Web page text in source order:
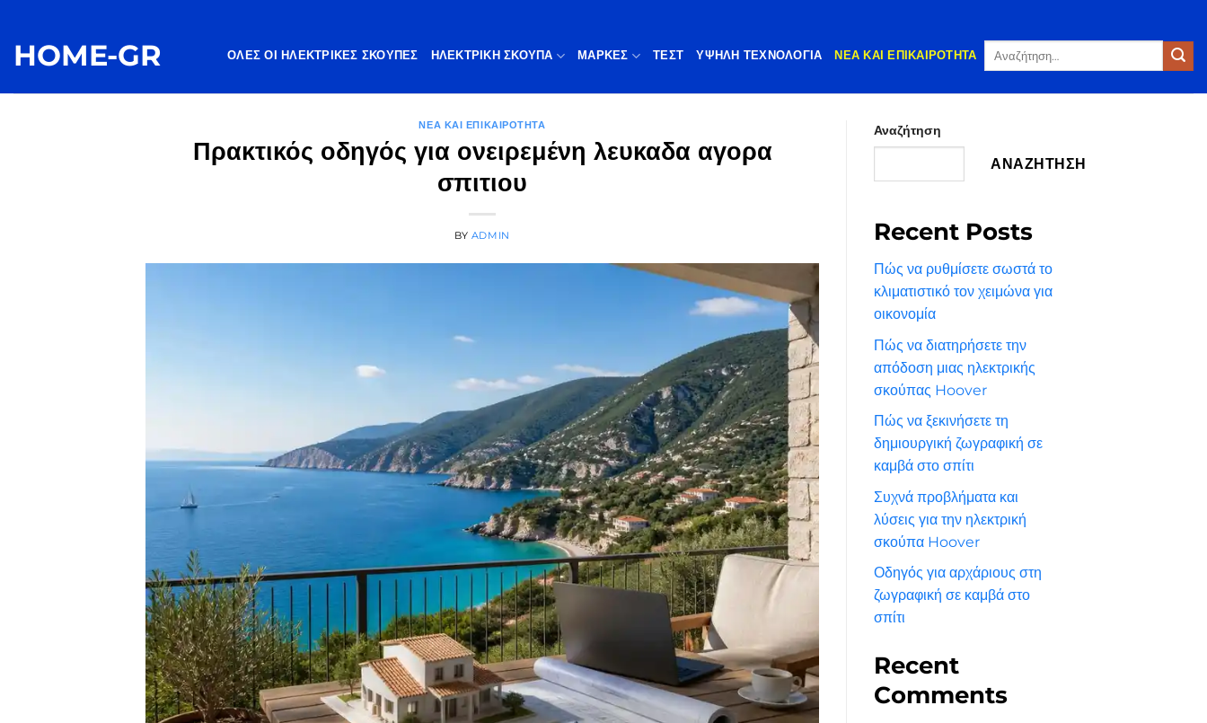
περιεχόμενο
HOME-GR ΌΛΕΣ ΟΙ ΗΛΕΚΤΡΙΚΈΣ ΣΚΟΎΠΕΣ ΗΛΕΚΤΡΙΚΗ ΣΚΟΥΠΑ ΜΆΡΚΕΣ ΤΕΣΤ ΥΨΗΛΉ ΤΕΧΝΟΛΟΓΊΑ ΝΈΑ ΚΑΙ ΕΠΙΚΑΙΡΌΤΗΤΑ
Αναζήτηση
ΝΈΑ ΚΑΙ ΕΠΙΚΑΙΡΌΤΗΤΑ
Πρακτικός οδηγός για ονειρεμένη λευκαδα αγορα
σπιτιου
BY ADMIN
Αναζήτηση
ΑΝΑΖΉΤΗΣΗ
Recent Posts
Πώς να ρυθμίσετε σωστά το
κλιματιστικό τον χειμώνα για
οικονομία
Πώς να διατηρήσετε την
απόδοση μιας ηλεκτρικής
σκούπας Hoover
Πώς να ξεκινήσετε τη
δημιουργική ζωγραφική σε
καμβά στο σπίτι
Συχνά προβλήματα και
λύσεις για την ηλεκτρική
σκούπα Hoover
Οδηγός για αρχάριους στη
ζωγραφική σε καμβά στο
σπίτι
Recent
Comments